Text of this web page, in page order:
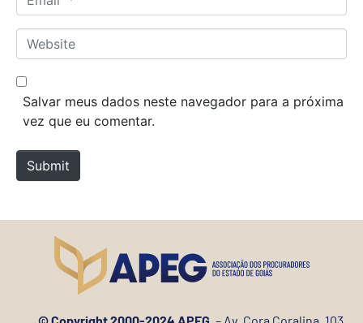
*
m
a
*
W
e
b
e
Salvar meus dados neste navegador para a próxima
vez que eu comentar.
Submit